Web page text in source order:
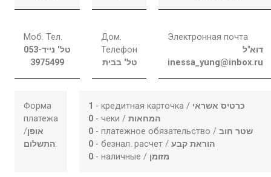
Моб. Тел.
טל' נייד053-
3975499
Дом.
Телефон
טל' בבית
Электронная почта
דוא"ל
inessa_yung@inbox.ru
Форма
платежа
/אופן
התשלום:
1 - кредитная карточка / כרטיס אשראי
0 - чеки /המחאות
0 - платежное обязательство /שטר חוב
0 - безнал. расчет /הוראת קבע
0 - наличные / מזומן